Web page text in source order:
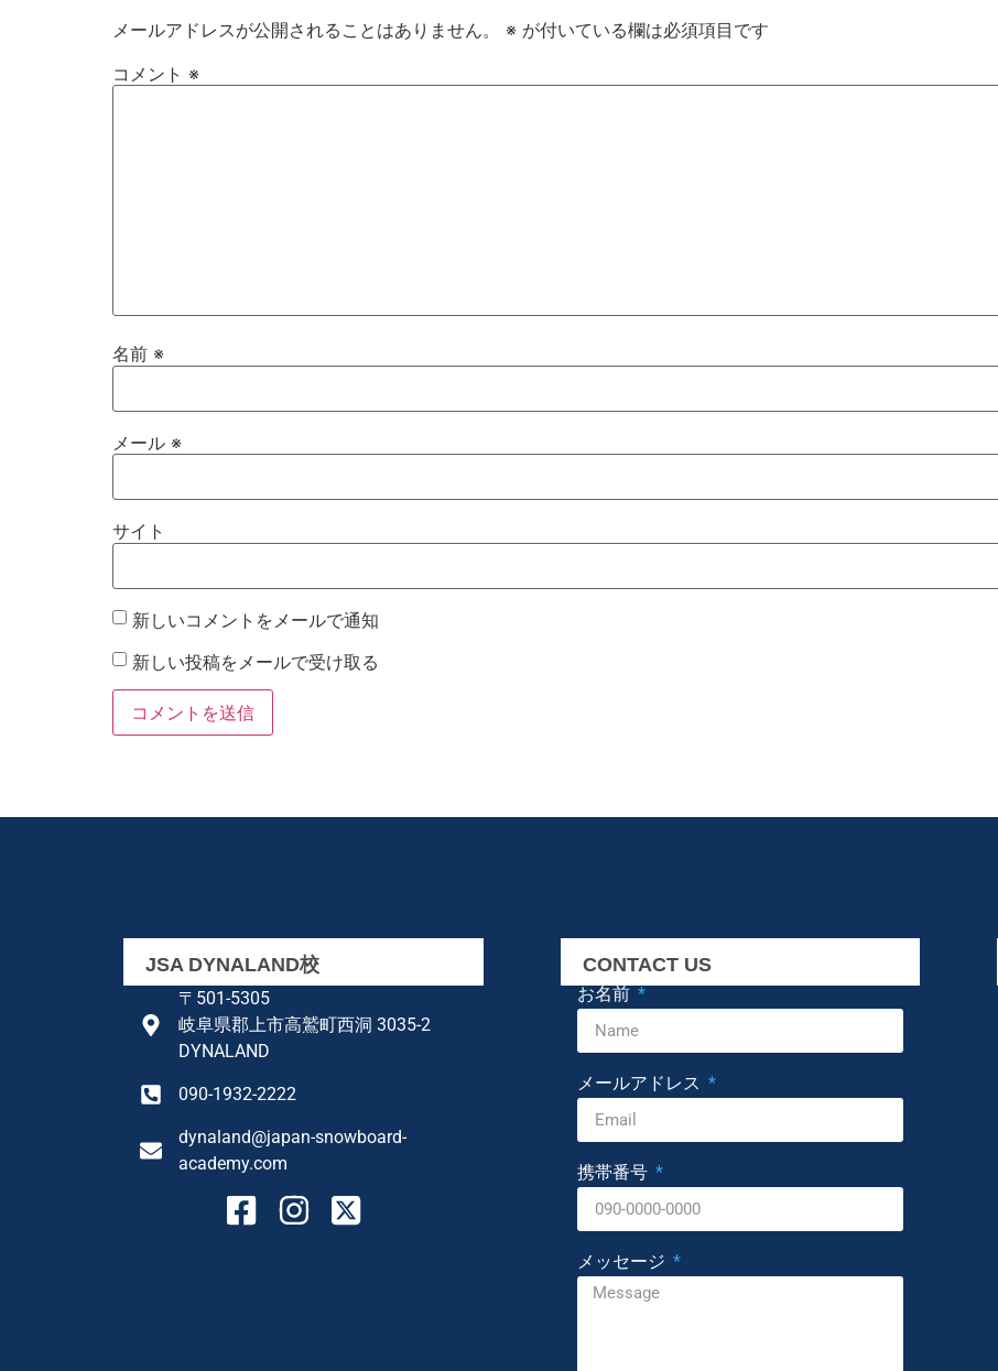
メールアドレスが公開されることはありません。 ※ が付いている欄は必須項目です
コメント ※
名前 ※
メール ※
サイト
新しいコメントをメールで通知
新しい投稿をメールで受け取る
JSA DYNALAND校
〒501-5305
岐阜県郡上市高鷲町西洞 3035-2
DYNALAND
090-1932-2222
dynaland@japan-snowboard-
academy.com
CONTACT US
お名前
メールアドレス
携帯番号
メッセージ